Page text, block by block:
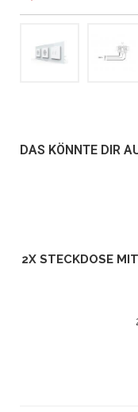
DAS KÖNNTE DIR
2X STECKDOSE